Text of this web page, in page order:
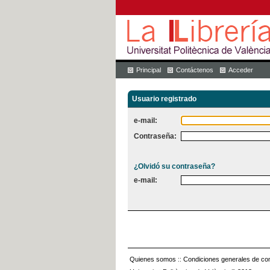
Principal Contáctenos Acceder
Usuario registrado
e-mail:
Contraseña:
¿Olvidó su contraseña?
e-mail:
Quienes somos :: Condiciones generales de